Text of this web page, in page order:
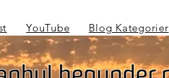
YouTube Blog Kategorier